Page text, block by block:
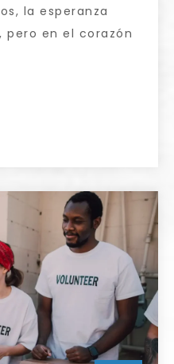
la esperanza
pero en el corazón